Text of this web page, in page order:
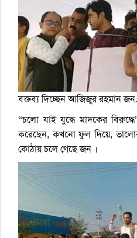
বক্তব্য দিচ্ছেন আজিজুর রহমান
“চলো যাই যুদ্ধে মাদকের
করেছেন, কখনো ফুল দিয়ে,
কোঠায় চলে গেছে জন ।